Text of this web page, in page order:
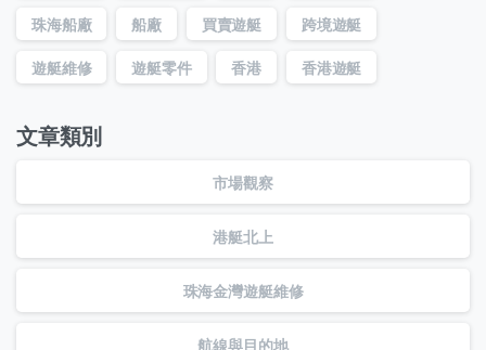
珠海船廠 船廠 買賣遊艇 跨境遊艇
遊艇維修 遊艇零件 香港 香港遊艇
文章類別
市場觀察
港艇北上
珠海金灣遊艇維修
航線與目的地